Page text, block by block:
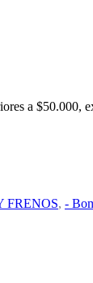
a $50.000,
FRENOS, -